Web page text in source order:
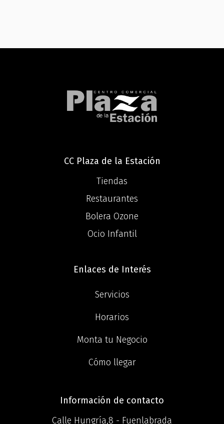
CC Plaza de la Estación
Tiendas
Restaurantes
Bolera Ozone
Ocio Infantil
Enlaces de Interés
Servicios
Horarios
Monta tu Negocio
Cómo llegar
Información de contacto
Calle Hungría,8 - Fuenlabrada